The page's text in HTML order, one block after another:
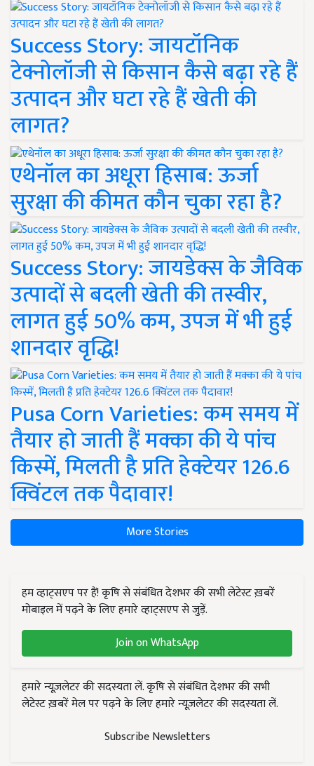
Success Story: जायटॉनिक
टेक्नोलॉजी से किसान कैसे बढ़ा रहे हैं
उत्पादन और घटा रहे हैं खेती की
लागत?
एथेनॉल का अधूरा हिसाब: ऊर्जा
सुरक्षा की कीमत कौन चुका रहा है?
Success Story: जायडेक्स के जैविक
उत्पादों से बदली खेती की तस्वीर,
लागत हुई 50% कम, उपज में भी हुई
शानदार वृद्धि!
Pusa Corn Varieties: कम समय में
तैयार हो जाती हैं मक्का की ये पांच
किस्में, मिलती है प्रति हेक्टेयर 126.6
क्विंटल तक पैदावार!
More Stories
हम व्हाट्सएप पर हैं! कृषि से संबंधित देशभर की सभी लेटेस्ट ख़बरें
मोबाइल में पढ़ने के लिए हमारे व्हाट्सएप से जुड़ें.
Join on WhatsApp
हमारे न्यूज़लेटर की सदस्यता लें. कृषि से संबंधित देशभर की सभी
लेटेस्ट ख़बरें मेल पर पढ़ने के लिए हमारे न्यूज़लेटर की सदस्यता लें.
Subscribe Newsletters